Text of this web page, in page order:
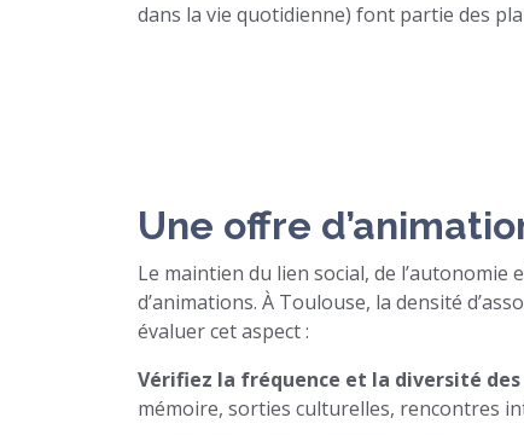
dans la vie quotidienne) font partie des
Une offre
Le maintien du lien social, de
d’animations. À Toulouse, la densité
évaluer cet aspect :
Vérifiez la fréquence et la diversité
mémoire, sorties culturelles, rencontres